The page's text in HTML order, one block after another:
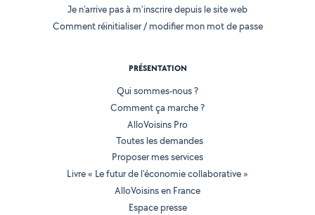
Je n'arrive pas à m'inscrire depuis le site web
Comment réinitialiser / modifier mon mot de passe
PRÉSENTATION
Qui sommes-nous ?
Comment ça marche ?
AlloVoisins Pro
Toutes les demandes
Proposer mes services
Livre « Le futur de l'économie collaborative »
AlloVoisins en France
Espace presse